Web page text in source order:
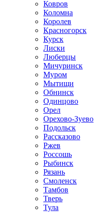
Ковров
Коломна
Королев
Красногорск
Курск
Лиски
Люберцы
Мичуринск
Муром
Мытищи
Обнинск
Одинцово
Орел
Орехово-Зуево
Подольск
Рассказово
Ржев
Россошь
Рыбинск
Рязань
Смоленск
Тамбов
Тверь
Тула